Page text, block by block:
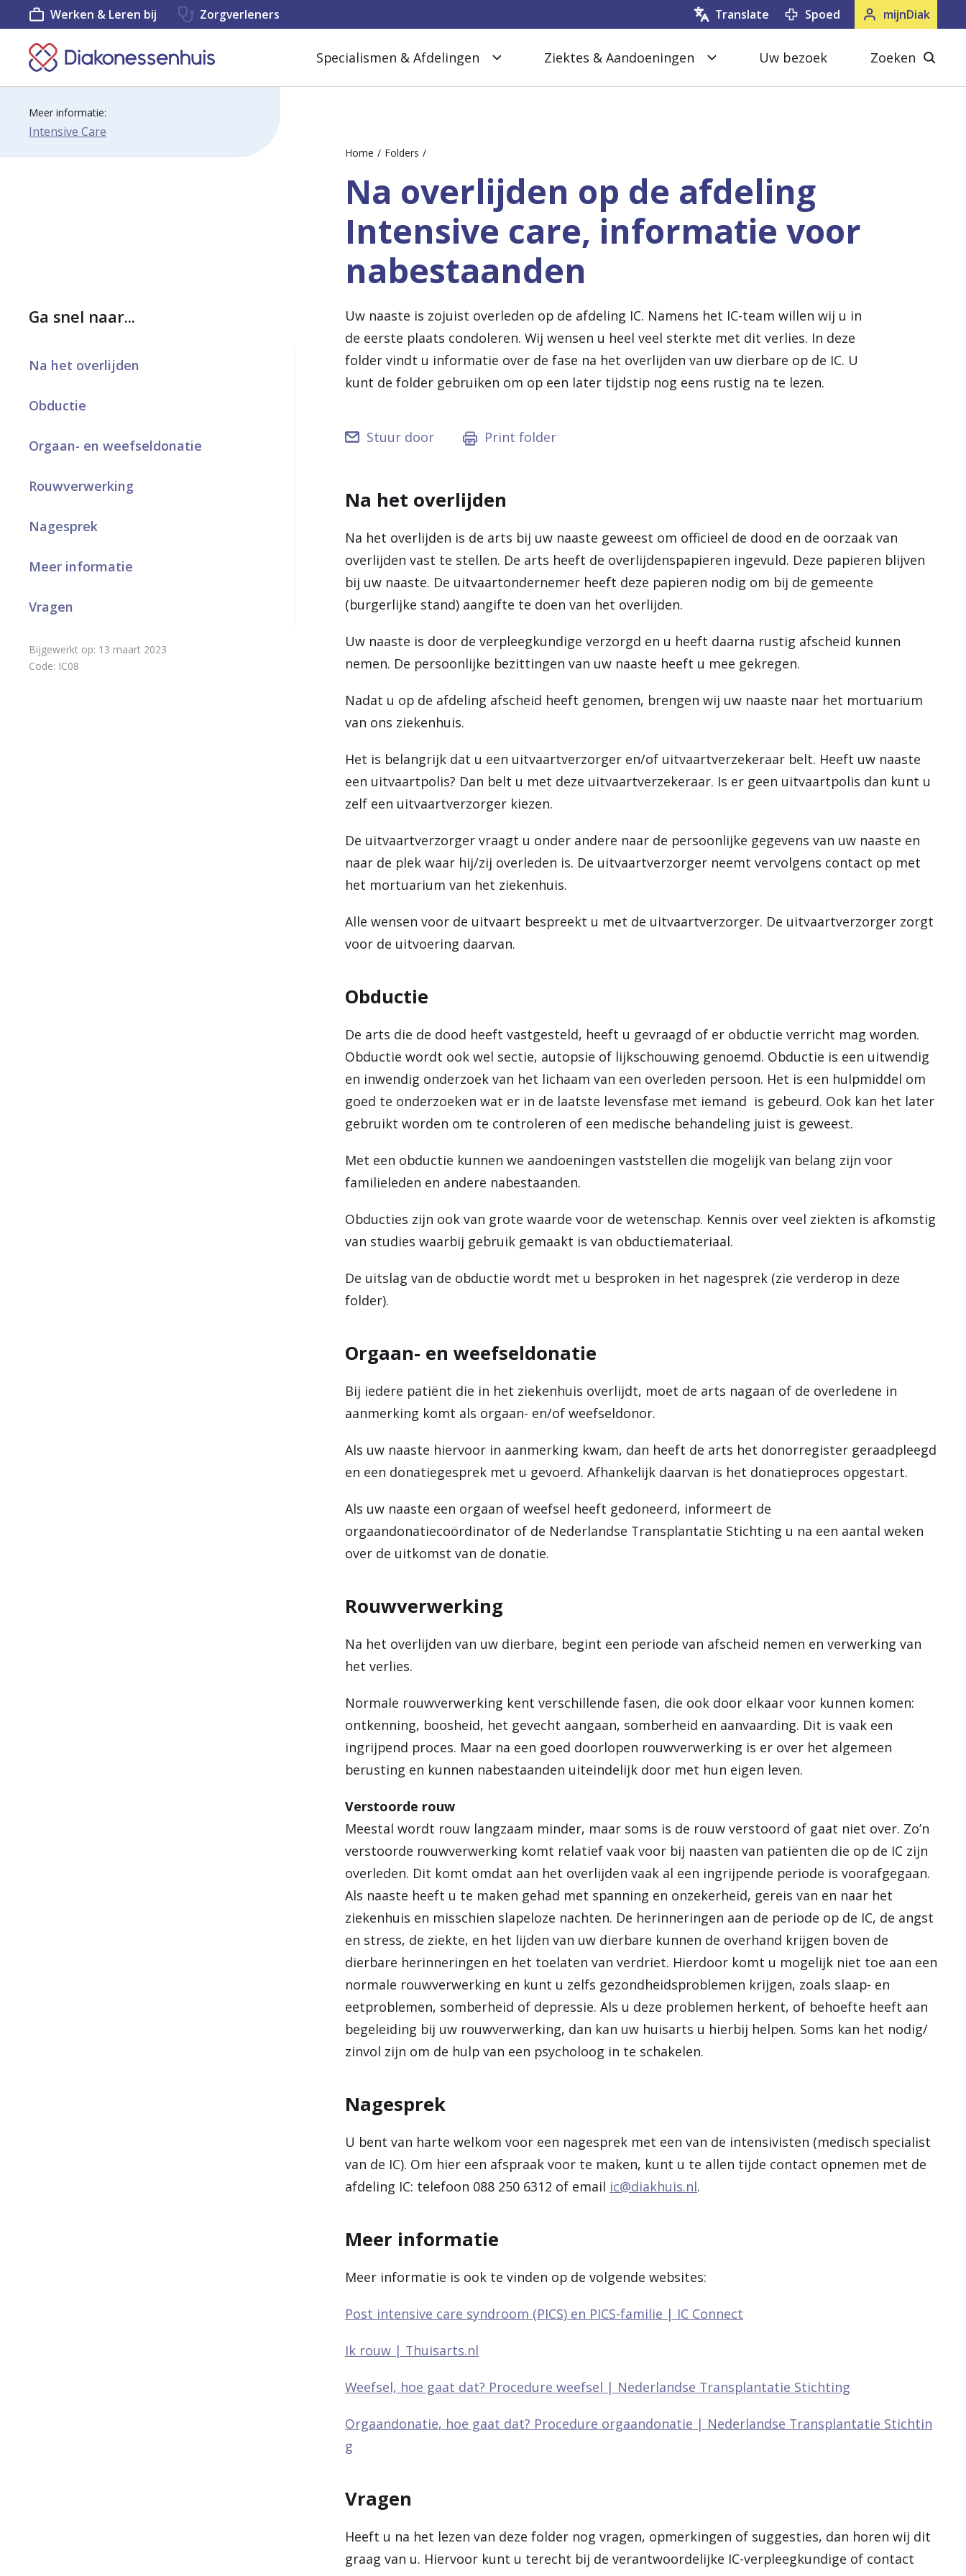
K
e
e
r
a
r
h
m
e
a
g
Specialismen & Afdelingen Ziektes & Aandoeningen Uw bezoek
Zoeken
Werken & Leren bij Zorgverleners mijnDiak
Spoed
Translate
Ga snel naar...
Na het overlijden
Obductie
Orgaan- en weefseldonatie
Rouwverwerking
Nagesprek
Meer informatie
Vragen
Bijgewerkt op: 13 maart 2023
Code: IC08
Meer informatie:
Intensive Care
Home Folders
Na overlijden op de afdeling
Intensive care, informatie voor
nabestaanden
Uw naaste is zojuist overleden op de afdeling IC. Namens het IC-team willen wij u in
de eerste plaats condoleren. Wij wensen u heel veel sterkte met dit verlies. In deze
folder vindt u informatie over de fase na het overlijden van uw dierbare op de IC. U
kunt de folder gebruiken om op een later tijdstip nog eens rustig na te lezen.
Stuur door Print folder
Na het overlijden
Na het overlijden is de arts bij uw naaste geweest om officieel de dood en de oorzaak van
overlijden vast te stellen. De arts heeft de overlijdenspapieren ingevuld. Deze papieren blijven
bij uw naaste. De uitvaartondernemer heeft deze papieren nodig om bij de gemeente
(burgerlijke stand) aangifte te doen van het overlijden.
Uw naaste is door de verpleegkundige verzorgd en u heeft daarna rustig afscheid kunnen
nemen. De persoonlijke bezittingen van uw naaste heeft u mee gekregen.
Nadat u op de afdeling afscheid heeft genomen, brengen wij uw naaste naar het mortuarium
van ons ziekenhuis.
Het is belangrijk dat u een uitvaartverzorger en/of uitvaartverzekeraar belt. Heeft uw naaste
een uitvaartpolis? Dan belt u met deze uitvaartverzekeraar. Is er geen uitvaartpolis dan kunt u
zelf een uitvaartverzorger kiezen.
De uitvaartverzorger vraagt u onder andere naar de persoonlijke gegevens van uw naaste en
naar de plek waar hij/zij overleden is. De uitvaartverzorger neemt vervolgens contact op met
het mortuarium van het ziekenhuis.
Alle wensen voor de uitvaart bespreekt u met de uitvaartverzorger. De uitvaartverzorger zorgt
voor de uitvoering daarvan.
Obductie
De arts die de dood heeft vastgesteld, heeft u gevraagd of er obductie verricht mag worden.
Obductie wordt ook wel sectie, autopsie of lijkschouwing genoemd. Obductie is een uitwendig
en inwendig onderzoek van het lichaam van een overleden persoon. Het is een hulpmiddel om
goed te onderzoeken wat er in de laatste levensfase met iemand is gebeurd. Ook kan het later
gebruikt worden om te controleren of een medische behandeling juist is geweest.
Met een obductie kunnen we aandoeningen vaststellen die mogelijk van belang zijn voor
familieleden en andere nabestaanden.
Obducties zijn ook van grote waarde voor de wetenschap. Kennis over veel ziekten is afkomstig
van studies waarbij gebruik gemaakt is van obductiemateriaal.
De uitslag van de obductie wordt met u besproken in het nagesprek (zie verderop in deze
folder).
Orgaan- en weefseldonatie
Bij iedere patiënt die in het ziekenhuis overlijdt, moet de arts nagaan of de overledene in
aanmerking komt als orgaan- en/of weefseldonor.
Als uw naaste hiervoor in aanmerking kwam, dan heeft de arts het donorregister geraadpleegd
en een donatiegesprek met u gevoerd. Afhankelijk daarvan is het donatieproces opgestart.
Als uw naaste een orgaan of weefsel heeft gedoneerd, informeert de
orgaandonatiecoördinator of de Nederlandse Transplantatie Stichting u na een aantal weken
over de uitkomst van de donatie.
Rouwverwerking
Na het overlijden van uw dierbare, begint een periode van afscheid nemen en verwerking van
het verlies.
Normale rouwverwerking kent verschillende fasen, die ook door elkaar voor kunnen komen:
ontkenning, boosheid, het gevecht aangaan, somberheid en aanvaarding. Dit is vaak een
ingrijpend proces. Maar na een goed doorlopen rouwverwerking is er over het algemeen
berusting en kunnen nabestaanden uiteindelijk door met hun eigen leven.
Verstoorde rouw
Meestal wordt rouw langzaam minder, maar soms is de rouw verstoord of gaat niet over. Zo’n
verstoorde rouwverwerking komt relatief vaak voor bij naasten van patiënten die op de IC zijn
overleden. Dit komt omdat aan het overlijden vaak al een ingrijpende periode is voorafgegaan.
Als naaste heeft u te maken gehad met spanning en onzekerheid, gereis van en naar het
ziekenhuis en misschien slapeloze nachten. De herinneringen aan de periode op de IC, de angst
en stress, de ziekte, en het lijden van uw dierbare kunnen de overhand krijgen boven de
dierbare herinneringen en het toelaten van verdriet. Hierdoor komt u mogelijk niet toe aan een
normale rouwverwerking en kunt u zelfs gezondheidsproblemen krijgen, zoals slaap- en
eetproblemen, somberheid of depressie. Als u deze problemen herkent, of behoefte heeft aan
begeleiding bij uw rouwverwerking, dan kan uw huisarts u hierbij helpen. Soms kan het nodig/
zinvol zijn om de hulp van een psycholoog in te schakelen.
Nagesprek
U bent van harte welkom voor een nagesprek met een van de intensivisten (medisch specialist
van de IC). Om hier een afspraak voor te maken, kunt u te allen tijde contact opnemen met de
afdeling IC: telefoon 088 250 6312 of email ic@diakhuis.nl.
Meer informatie
Meer informatie is ook te vinden op de volgende websites:
Post intensive care syndroom (PICS) en PICS-familie | IC Connect
Ik rouw | Thuisarts.nl
Weefsel, hoe gaat dat? Procedure weefsel | Nederlandse Transplantatie Stichting
Orgaandonatie, hoe gaat dat? Procedure orgaandonatie | Nederlandse Transplantatie Stichtin
g
Vragen
Heeft u na het lezen van deze folder nog vragen, opmerkingen of suggesties, dan horen wij dit
graag van u. Hiervoor kunt u terecht bij de verantwoordelijke IC-verpleegkundige of contact